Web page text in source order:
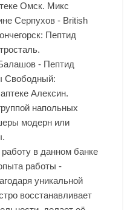
Омск. Микс
Серпухов - British
Пептид
- Пептид
Свободный:
Алексин.
напольных
модерн или
в данном банке
работы -
уникальной
восстанавливает